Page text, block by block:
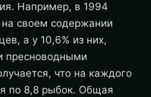
Например, в 1994
своем содержании
а у 10,6% из них,
пресноводными
что на каждого
по 8,8 рыбок. Общая